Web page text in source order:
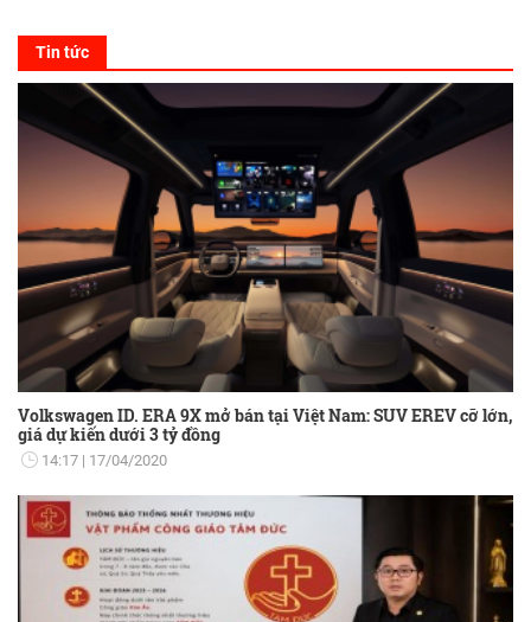
Tin tức
Volkswagen ID. ERA 9X mở bán tại Việt Nam: SUV EREV cỡ lớn,
giá dự kiến dưới 3 tỷ đồng
14:17 17/04/2020